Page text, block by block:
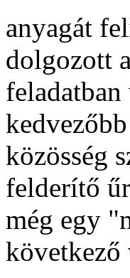
anyagát
dolgozott
közösség
felderítő
még egy
következő